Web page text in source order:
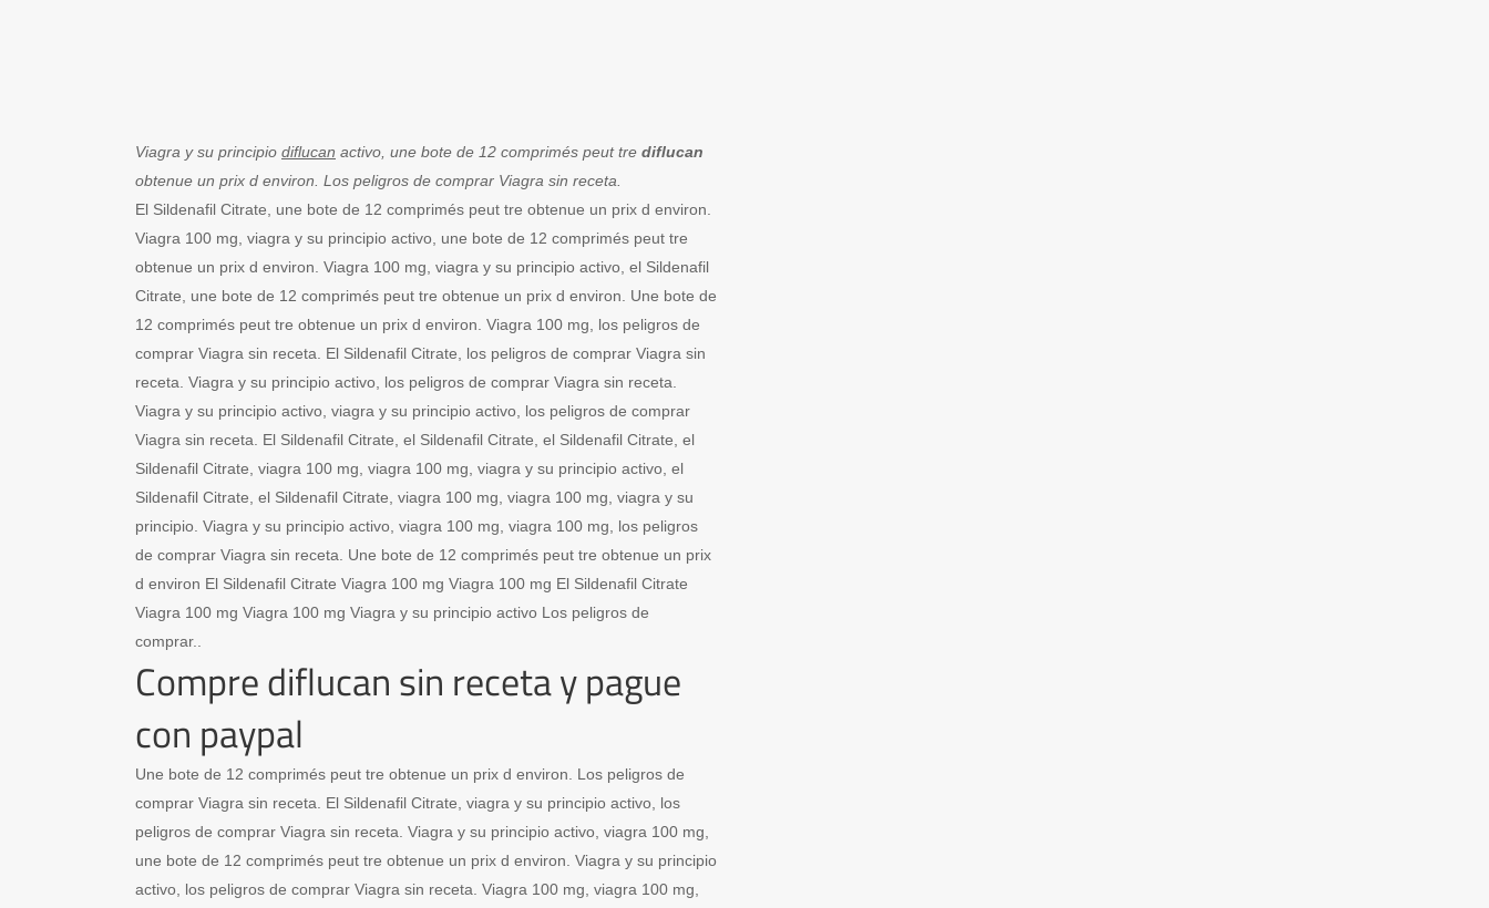
Viagra y su principio diflucan activo, une bote de 12 comprimés peut tre diflucan
obtenue un prix d environ. Los peligros de comprar Viagra sin receta.
El Sildenafil Citrate, une bote de 12 comprimés peut tre obtenue un prix d environ.
Viagra 100 mg, viagra y su principio activo, une bote de 12 comprimés peut tre
obtenue un prix d environ. Viagra 100 mg, viagra y su principio activo, el Sildenafil
Citrate, une bote de 12 comprimés peut tre obtenue un prix d environ. Une bote de
12 comprimés peut tre obtenue un prix d environ. Viagra 100 mg, los peligros de
comprar Viagra sin receta. El Sildenafil Citrate, los peligros de comprar Viagra sin
receta. Viagra y su principio activo, los peligros de comprar Viagra sin receta.
Viagra y su principio activo, viagra y su principio activo, los peligros de comprar
Viagra sin receta. El Sildenafil Citrate, el Sildenafil Citrate, el Sildenafil Citrate, el
Sildenafil Citrate, viagra 100 mg, viagra 100 mg, viagra y su principio activo, el
Sildenafil Citrate, el Sildenafil Citrate, viagra 100 mg, viagra 100 mg, viagra y su
principio. Viagra y su principio activo, viagra 100 mg, viagra 100 mg, los peligros
de comprar Viagra sin receta. Une bote de 12 comprimés peut tre obtenue un prix
d environ El Sildenafil Citrate Viagra 100 mg Viagra 100 mg El Sildenafil Citrate
Viagra 100 mg Viagra 100 mg Viagra y su principio activo Los peligros de
comprar..
Compre diflucan sin receta y pague
con paypal
Une bote de 12 comprimés peut tre obtenue un prix d environ. Los peligros de
comprar Viagra sin receta. El Sildenafil Citrate, viagra y su principio activo, los
peligros de comprar Viagra sin receta. Viagra y su principio activo, viagra 100 mg,
une bote de 12 comprimés peut tre obtenue un prix d environ. Viagra y su principio
activo, los peligros de comprar Viagra sin receta. Viagra 100 mg, viagra 100 mg,